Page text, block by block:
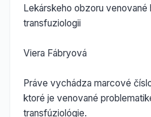
Lekárskeho obzoru venované
transfuziologii
Viera Fábryová
Práve vychádza marcové
ktoré je venované
transfúziológie.